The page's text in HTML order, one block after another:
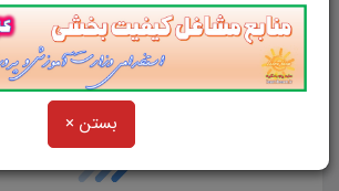
بستن ×
جزوه خلاصهمنابع
استخدامیشرکت کار و تامین